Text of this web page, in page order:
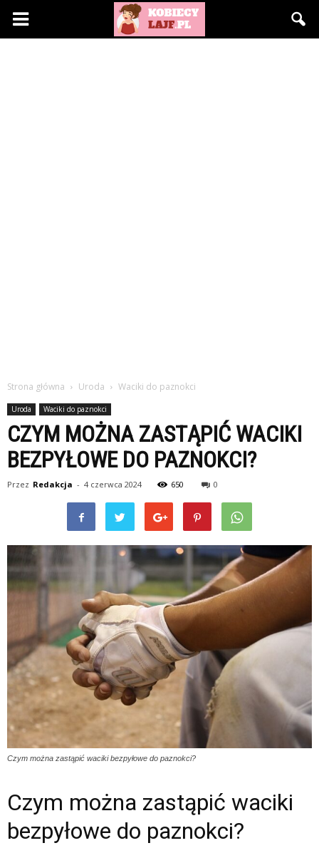
KobiecyLajf.pl
Strona główna Uroda Waciki do paznokci
Uroda Waciki do paznokci
CZYM MOŻNA ZASTĄPIĆ WACIKI
BEZPYŁOWE DO PAZNOKCI?
Przez Redakcja - 4 czerwca 2024 650 0
Czym można zastąpić waciki bezpyłowe do paznokci?
Czym można zastąpić waciki
bezpyłowe do paznokci?